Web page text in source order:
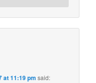
at 11:19 pm said: